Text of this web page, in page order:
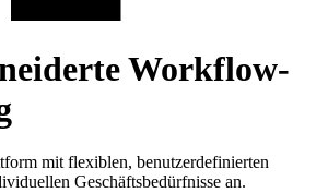
Workflow-
mit flexiblen, benutzerdefinierten
Geschäftsbedürfnisse an.